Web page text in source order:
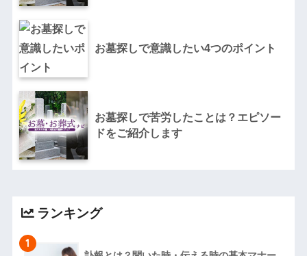
お墓探しで意識したい4つのポイント
お墓探しで苦労したことは？エピソー
ドをご紹介します
ランキング
1